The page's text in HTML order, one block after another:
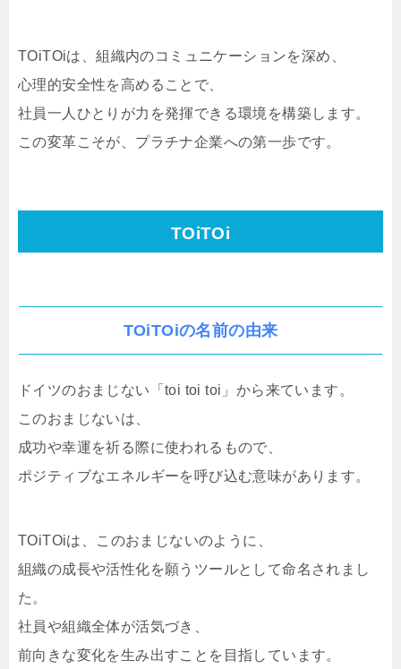
TOiTOiは、組織内のコミュニケーションを深め、
心理的安全性を高めることで、
社員一人ひとりが力を発揮できる環境を構築します。
この変革こそが、プラチナ企業への第一歩です。
TOiTOi
TOiTOiの名前の由来
ドイツのおまじない「toi toi toi」から来ています。
このおまじないは、
成功や幸運を祈る際に使われるもので、
ポジティブなエネルギーを呼び込む意味があります。
TOiTOiは、このおまじないのように、
組織の成長や活性化を願うツールとして命名されまし
た。
社員や組織全体が活気づき、
前向きな変化を生み出すことを目指しています。